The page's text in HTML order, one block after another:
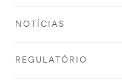
NOTÍCIAS
REGULATÓRIO